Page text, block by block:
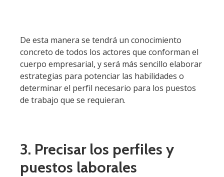
De esta manera se tendrá un conocimiento
concreto de todos los actores que conforman el
cuerpo empresarial, y será más sencillo elaborar
estrategias para potenciar las habilidades o
determinar el perfil necesario para los puestos
de trabajo que se requieran.
3. Precisar los perfiles y
puestos laborales